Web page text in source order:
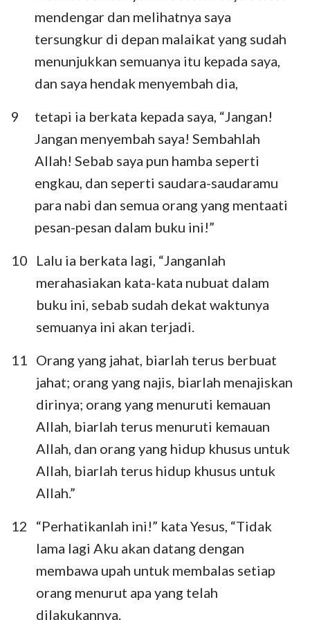
mendengar dan melihatnya saya
tersungkur di depan malaikat yang sudah
menunjukkan semuanya itu kepada saya,
dan saya hendak menyembah dia,
9
tetapi ia berkata kepada saya, “Jangan!
Jangan menyembah saya! Sembahlah
Allah! Sebab saya pun hamba seperti
engkau, dan seperti saudara-saudaramu
para nabi dan semua orang yang mentaati
pesan-pesan dalam buku ini!”
10
Lalu ia berkata lagi, “Janganlah
merahasiakan kata-kata nubuat dalam
buku ini, sebab sudah dekat waktunya
semuanya ini akan terjadi.
11
Orang yang jahat, biarlah terus berbuat
jahat; orang yang najis, biarlah menajiskan
dirinya; orang yang menuruti kemauan
Allah, biarlah terus menuruti kemauan
Allah, dan orang yang hidup khusus untuk
Allah, biarlah terus hidup khusus untuk
Allah.”
12
“Perhatikanlah ini!” kata Yesus, “Tidak
lama lagi Aku akan datang dengan
membawa upah untuk membalas setiap
orang menurut apa yang telah
dilakukannya.